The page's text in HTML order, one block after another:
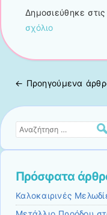
Δημοσιεύθηκε στις
σχόλιο
Πλοήγηση
← Προηγούμενα
Αναζήτηση
Πρόσφατα
Καλοκαιρινές